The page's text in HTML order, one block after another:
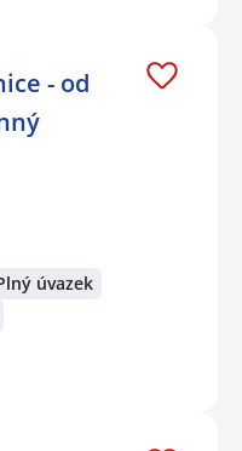
- od
úvazek